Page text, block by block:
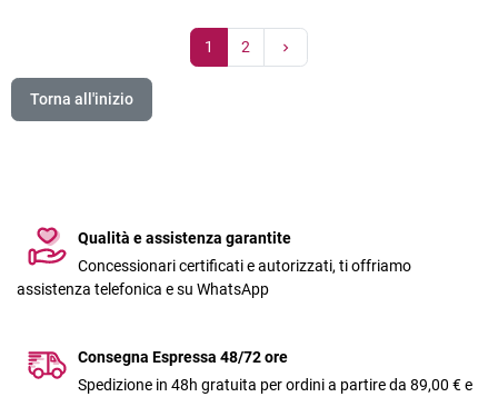
1 2
Torna all'inizio
Qualità e assistenza garantite
Concessionari certificati e autorizzati, ti offriamo
assistenza telefonica e su WhatsApp
Consegna Espressa 48/72 ore
Spedizione in 48h gratuita per ordini a partire da 89,00 € e